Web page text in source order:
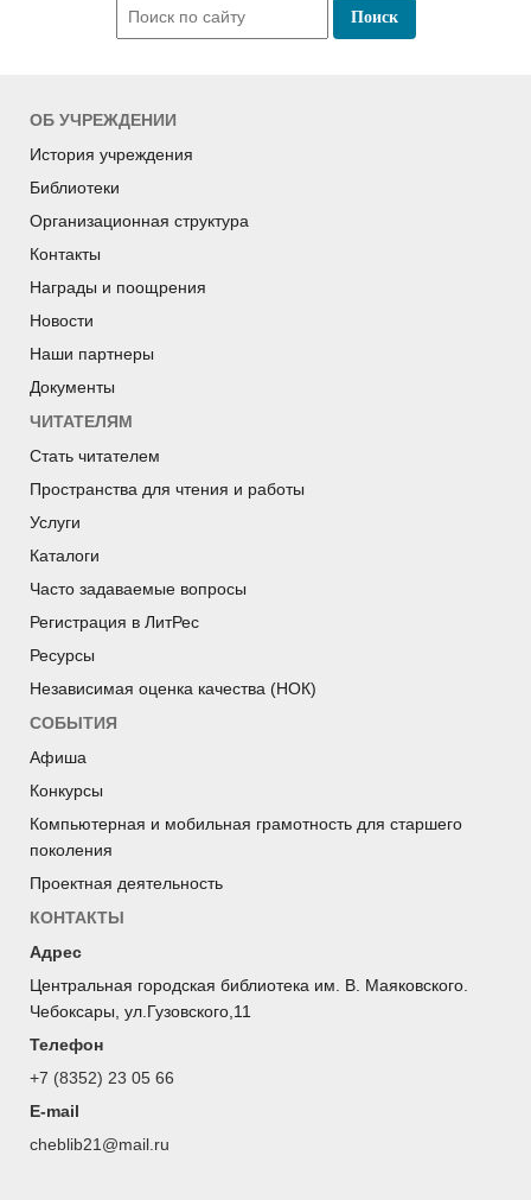
ОБ УЧРЕЖДЕНИИ
История учреждения
Библиотеки
Организационная структура
Контакты
Награды и поощрения
Новости
Наши партнеры
Документы
ЧИТАТЕЛЯМ
Стать читателем
Пространства для чтения и работы
Услуги
Каталоги
Часто задаваемые вопросы
Регистрация в ЛитРес
Ресурсы
Независимая оценка качества (НОК)
СОБЫТИЯ
Афиша
Конкурсы
Компьютерная и мобильная грамотность для старшего
поколения
Проектная деятельность
КОНТАКТЫ
Адрес
Центральная городская библиотека им. В. Маяковского.
Чебоксары, ул.Гузовского,11
Телефон
+7 (8352) 23 05 66
E-mail
cheblib21@mail.ru